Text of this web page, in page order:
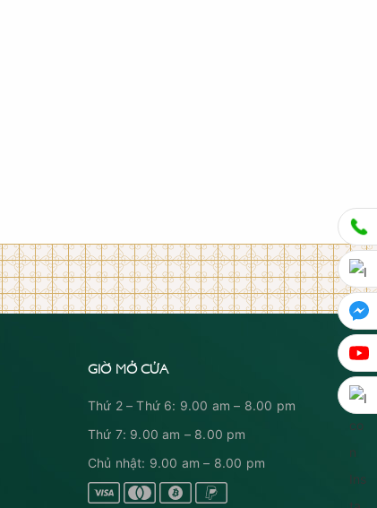
GIỜ MỞ CỬA
Thứ 2 – Thứ 6: 9.00 am – 8.00 pm
Thứ 7: 9.00 am – 8.00 pm
Chủ nhật: 9.00 am – 8.00 pm